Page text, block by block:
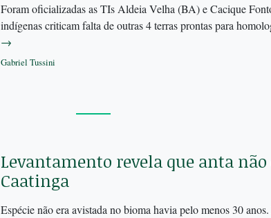
Foram oficializadas as TIs Aldeia Velha (BA) e Cacique
indígenas criticam falta de outras 4 terras prontas para
→
Gabriel Tussini
Levantamento revela que anta
Caatinga
Espécie não era avistada no bioma havia pelo menos 30